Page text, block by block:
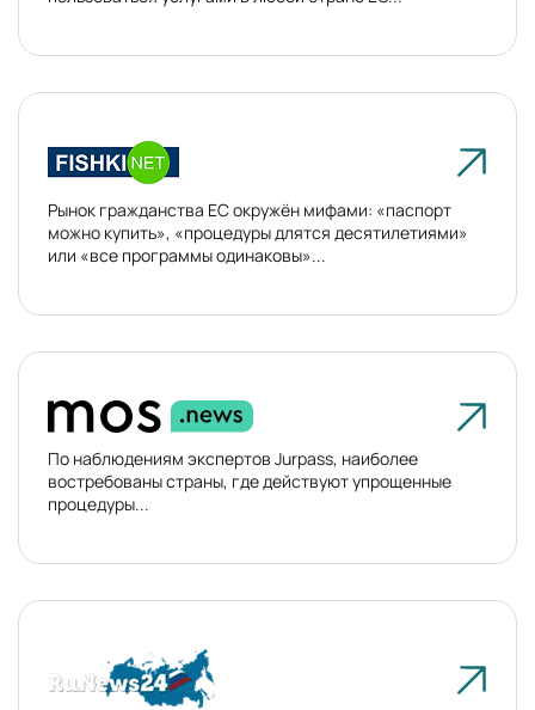
Рынок гражданства ЕС окружён мифами: «паспорт
можно купить», «процедуры длятся десятилетиями»
или «все программы одинаковы»...
По наблюдениям экспертов Jurpass, наиболее
востребованы страны, где действуют упрощенные
процедуры...